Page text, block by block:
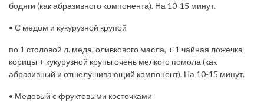
бодяги (как абразивного компонента). На 10-15 минут.
• С медом и кукурузной крупой
по 1 столовой л. меда, оливкового масла, + 1 чайная ложечка
корицы + кукурузной крупы очень мелкого помола (как
абразивный и отшелушивающий компонент). На 10-15 минут.
• Медовый с фруктовыми косточками